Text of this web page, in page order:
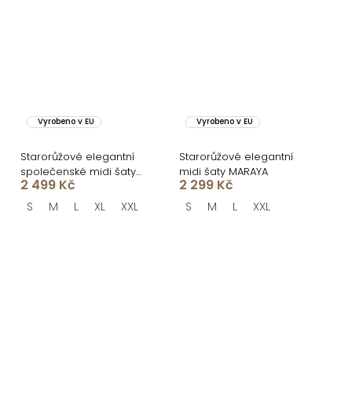
Vyrobeno v EU
Starorůžové elegantní
společenské midi šaty
NORALYN
2 499 Kč
S M L XL XXL
Vyrobeno v EU
Starorůžové elegantní
midi šaty MARAYA
2 299 Kč
S M L XXL